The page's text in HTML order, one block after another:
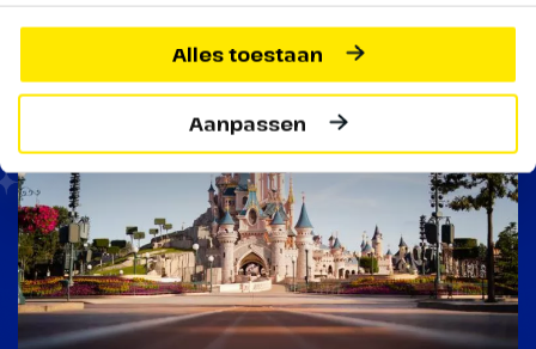
Alles toestaan
Aanpassen